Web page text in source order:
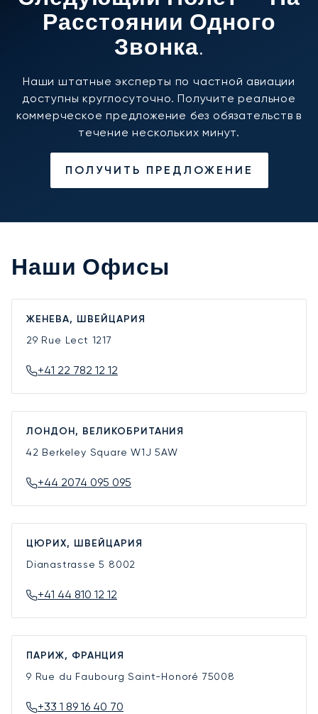
Расстоянии Одного
Звонка.
Наши штатные эксперты по частной авиации
доступны круглосуточно. Получите реальное
коммерческое предложение без обязательств в
течение нескольких минут.
ПОЛУЧИТЬ ПРЕДЛОЖЕНИЕ
Наши Офисы
ЖЕНЕВА, ШВЕЙЦАРИЯ
29 Rue Lect 1217
+41 22 782 12 12
ЛОНДОН, ВЕЛИКОБРИТАНИЯ
42 Berkeley SquareW1J 5AW
+44 2074 095 095
ЦЮРИХ, ШВЕЙЦАРИЯ
Dianastrasse 5 8002
+41 44 810 12 12
ПАРИЖ, ФРАНЦИЯ
9 Rue du Faubourg Saint-Honoré 75008
+33 1 89 16 40 70